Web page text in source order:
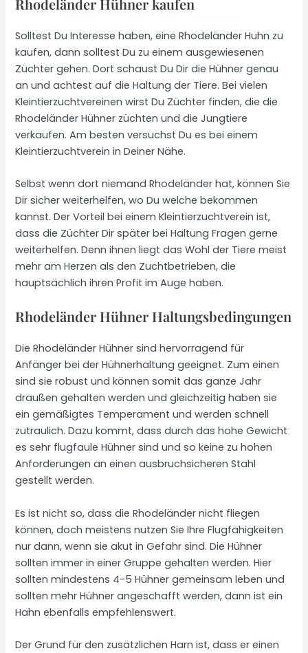
Solltest Du Interesse haben, eine Rhodeländer Huhn zu
kaufen, dann solltest Du zu einem ausgewiesenen
Züchter gehen. Dort schaust Du Dir die Hühner genau
an und achtest auf die Haltung der Tiere. Bei vielen
Kleintierzuchtvereinen wirst Du Züchter finden, die die
Rhodeländer Hühner züchten und die Jungtiere
verkaufen. Am besten versuchst Du es bei einem
Kleintierzuchtverein in Deiner Nähe.
Selbst wenn dort niemand Rhodeländer hat, können Sie
Dir sicher weiterhelfen, wo Du welche bekommen
kannst. Der Vorteil bei einem Kleintierzuchtverein ist,
dass die Züchter Dir später bei Haltung Fragen gerne
weiterhelfen. Denn ihnen liegt das Wohl der Tiere meist
mehr am Herzen als den Zuchtbetrieben, die
hauptsächlich ihren Profit im Auge haben.
Rhodeländer Hühner Haltungsbedingungen
Die Rhodeländer Hühner sind hervorragend für
Anfänger bei der Hühnerhaltung geeignet. Zum einen
sind sie robust und können somit das ganze Jahr
draußen gehalten werden und gleichzeitig haben sie
ein gemäßigtes Temperament und werden schnell
zutraulich. Dazu kommt, dass durch das hohe Gewicht
es sehr flugfaule Hühner sind und so keine zu hohen
Anforderungen an einen ausbruchsicheren Stahl
gestellt werden.
Es ist nicht so, dass die Rhodeländer nicht fliegen
können, doch meistens nutzen Sie Ihre Flugfähigkeiten
nur dann, wenn sie akut in Gefahr sind. Die Hühner
sollten immer in einer Gruppe gehalten werden. Hier
sollten mindestens 4-5 Hühner gemeinsam leben und
sollten mehr Hühner angeschafft werden, dann ist ein
Hahn ebenfalls empfehlenswert.
Der Grund für den zusätzlichen Harn ist, dass er einen